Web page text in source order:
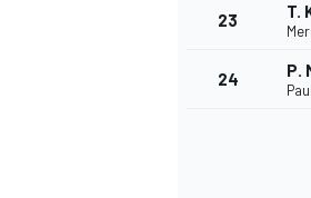
23 T.
24 P.